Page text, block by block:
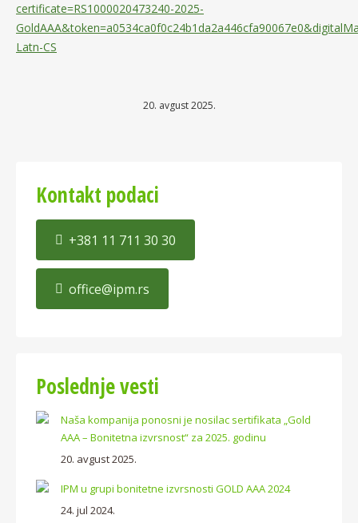
certificate=RS1000020473240-2025-
Latn-CS
20. avgust 2025.
Kontakt podaci
+381 11 711 30 30
office@ipm.rs
Poslednje vesti
Naša kompanija ponosni je nosilac sertifikata „Gold
AAA – Bonitetna izvrsnost“ za 2025. godinu
20. avgust 2025.
IPM u grupi bonitetne izvrsnosti GOLD AAA 2024
24. jul 2024.